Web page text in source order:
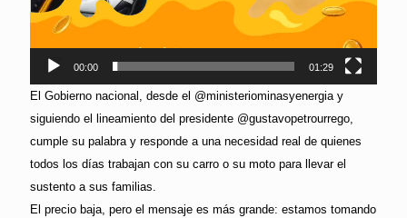
00:00 01:29
El Gobierno nacional, desde el @ministeriominasyenergia y
siguiendo el lineamiento del presidente @gustavopetrourrego,
cumple su palabra y responde a una necesidad real de quienes
todos los días trabajan con su carro o su moto para llevar el
sustento a sus familias.
El precio baja, pero el mensaje es más grande: estamos tomando